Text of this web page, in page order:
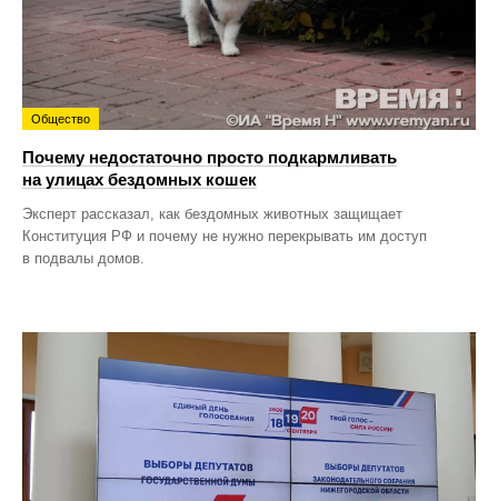
Общество
Почему недостаточно просто подкармливать
на улицах бездомных кошек
Эксперт рассказал, как бездомных животных защищает
Конституция РФ и почему не нужно перекрывать им доступ
в подвалы домов.